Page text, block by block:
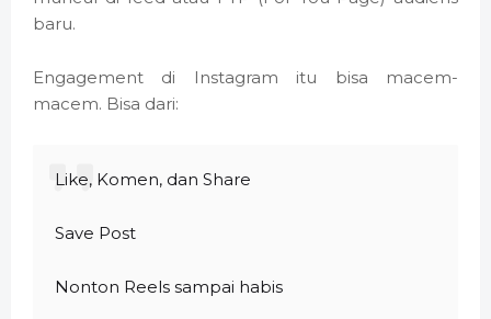
baru.
Engagement di Instagram itu bisa macem-
macem. Bisa dari:
Like, Komen, dan Share
Save Post
Nonton Reels sampai habis